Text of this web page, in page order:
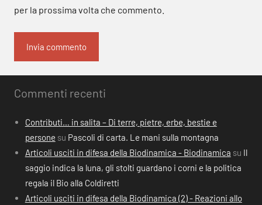
per la prossima volta che commento.
Commenti recenti
Contributi… in salita – Di terre, pietre, erbe, bestie e
persone su Pascoli di carta. Le mani sulla montagna
Articoli usciti in difesa della Biodinamica - Biodinamica su Il
saggio indica la luna, gli stolti guardano i corni e la politica
regala il Bio alla Coldiretti
Articoli usciti in difesa della Biodinamica (2) - Reazioni allo